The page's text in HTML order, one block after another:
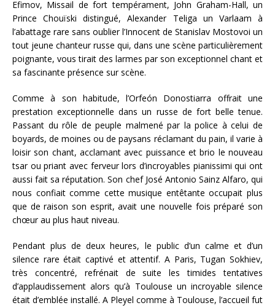
Efimov, Missail de fort tempérament, John Graham-Hall, un
Prince Chouïski distingué, Alexander Teliga un Varlaam à
l’abattage rare sans oublier l’Innocent de Stanislav Mostovoi un
tout jeune chanteur russe qui, dans une scène particulièrement
poignante, vous tirait des larmes par son exceptionnel chant et
sa fascinante présence sur scène.
Comme à son habitude, l’Orfeón Donostiarra offrait une
prestation exceptionnelle dans un russe de fort belle tenue.
Passant du rôle de peuple malmené par la police à celui de
boyards, de moines ou de paysans réclamant du pain, il varie à
loisir son chant, acclamant avec puissance et brio le nouveau
tsar ou priant avec ferveur lors d’incroyables pianissimi qui ont
aussi fait sa réputation. Son chef José Antonio Sainz Alfaro, qui
nous confiait comme cette musique entêtante occupait plus
que de raison son esprit, avait une nouvelle fois préparé son
chœur au plus haut niveau.
Pendant plus de deux heures, le public d’un calme et d’un
silence rare était captivé et attentif. A Paris, Tugan Sokhiev,
très concentré, refrénait de suite les timides tentatives
d’applaudissement alors qu’à Toulouse un incroyable silence
était d’emblée installé. A Pleyel comme à Toulouse, l’accueil fut